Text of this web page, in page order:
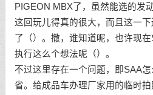
PIGEON MBX了，虽然能选的发
这回玩儿得真的很大，而且这一
了（）。撒，谁知道呢，也许现
执行这么个想法呢（）。
不过这里存在一个问题，即SAA
省。给成品车办理厂家用的临时